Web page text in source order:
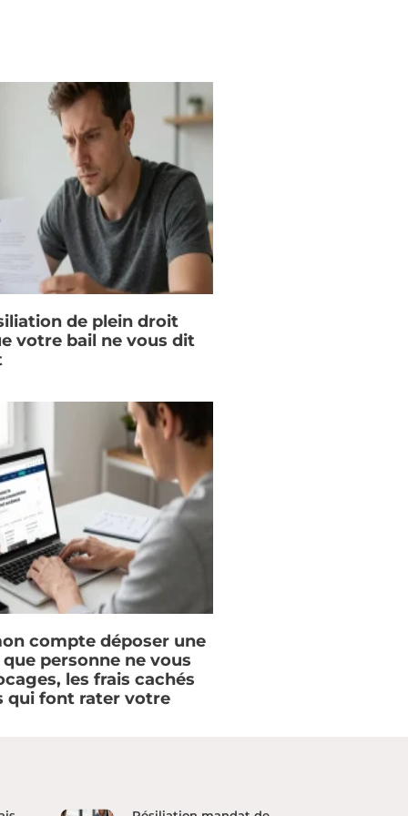
de plein droit
votre bail ne vous dit
compte déposer une
personne ne vous
les frais cachés
qui font rater votre